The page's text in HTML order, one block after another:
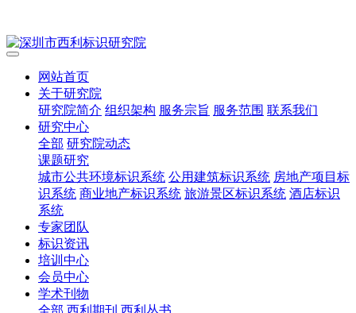
网站首页
关于研究院
研究院简介 组织架构 服务宗旨 服务范围 联系我们
研究中心
全部 研究院动态
课题研究
城市公共环境标识系统 公用建筑标识系统 房地产项目标
识系统 商业地产标识系统 旅游景区标识系统 酒店标识
系统
专家团队
标识资讯
培训中心
会员中心
学术刊物
全部 西利期刊 西利丛书